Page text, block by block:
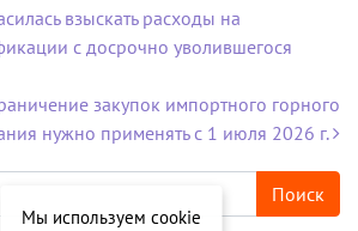
записям
взыскать расходы на
с досрочно уволившегося
закупок импортного горного
нужно применять с 1 июля 2026 г.
Мы используем cookie